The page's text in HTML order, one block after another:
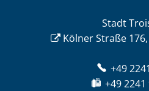
Stadt
Kölner Straße
+49
+49